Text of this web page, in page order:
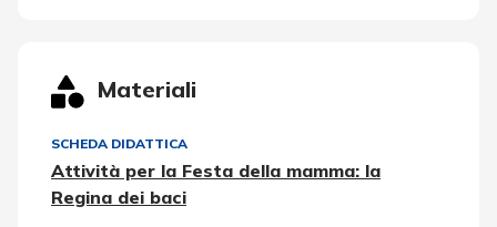
Materiali
SCHEDA DIDATTICA
Attività per la Festa della mamma: la
Regina dei baci